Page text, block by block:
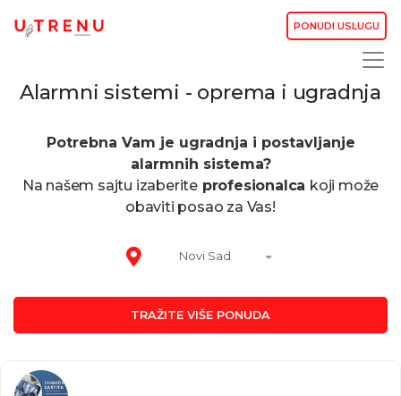
PONUDI USLUGU
Alarmni sistemi - oprema i ugradnja
Potrebna Vam je ugradnja i postavljanje
alarmnih sistema?
Na našem sajtu izaberite profesionalca koji može
obaviti posao za Vas!
Novi Sad
TRAŽITE VIŠE PONUDA